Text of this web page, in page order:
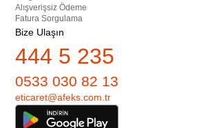
Alışverişsiz Ödeme
Fatura Sorgulama
Bize Ulaşın
444 5 235
0533 030 82 13
eticaret@afeks.com.tr